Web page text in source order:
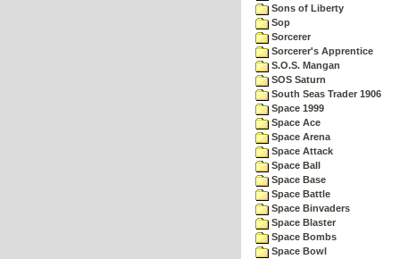
Sons of Liberty
Sop
Sorcerer
Sorcerer's Apprentice
S.O.S. Mangan
SOS Saturn
South Seas Trader 1906
Space 1999
Space Ace
Space Arena
Space Attack
Space Ball
Space Base
Space Battle
Space Binvaders
Space Blaster
Space Bombs
Space Bowl